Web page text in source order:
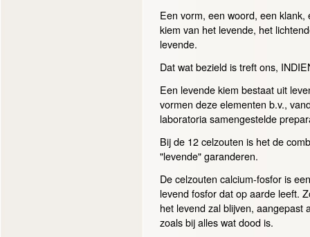
Een vorm, een woord, een
kiem van het levende, het
levende.
Dat wat bezield is treft ons,
Een levende kiem bestaat uit
vormen deze elementen b.v.,
laboratoria samengestelde
Bij de 12 celzouten is het de
"levende" garanderen.
De celzouten calcium-fosfor is
levend fosfor dat op aarde leeft.
het levend zal blijven, aangepast
zoals bij alles wat dood is.